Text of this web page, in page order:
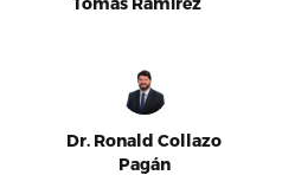
Dr. Ronald Collazo
Pagán